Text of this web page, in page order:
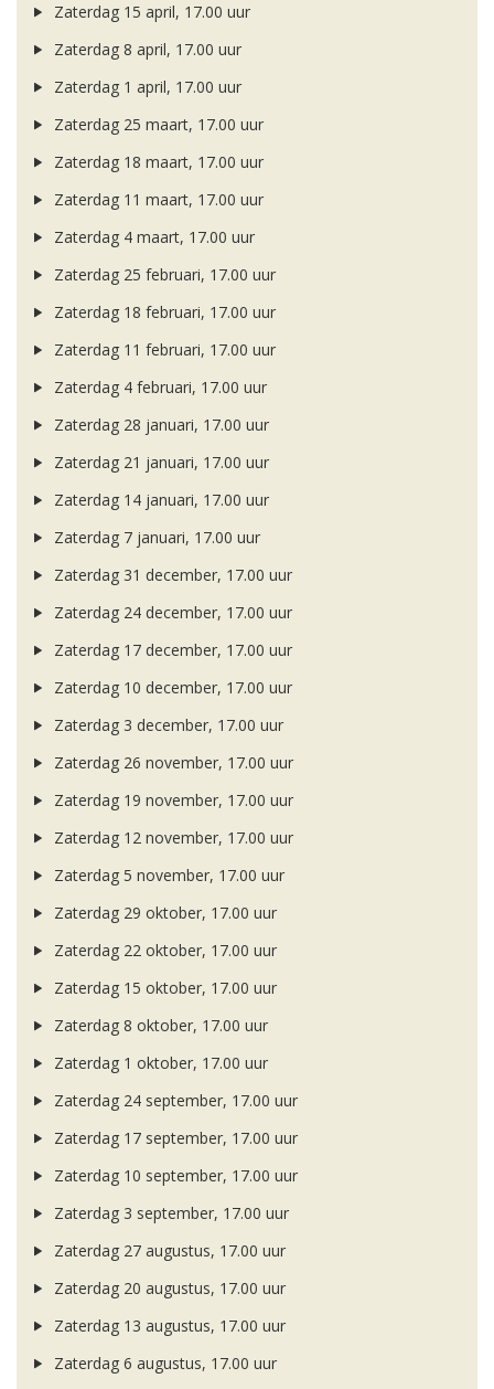
Zaterdag 15 april, 17.00 uur
Zaterdag 8 april, 17.00 uur
Zaterdag 1 april, 17.00 uur
Zaterdag 25 maart, 17.00 uur
Zaterdag 18 maart, 17.00 uur
Zaterdag 11 maart, 17.00 uur
Zaterdag 4 maart, 17.00 uur
Zaterdag 25 februari, 17.00 uur
Zaterdag 18 februari, 17.00 uur
Zaterdag 11 februari, 17.00 uur
Zaterdag 4 februari, 17.00 uur
Zaterdag 28 januari, 17.00 uur
Zaterdag 21 januari, 17.00 uur
Zaterdag 14 januari, 17.00 uur
Zaterdag 7 januari, 17.00 uur
Zaterdag 31 december, 17.00 uur
Zaterdag 24 december, 17.00 uur
Zaterdag 17 december, 17.00 uur
Zaterdag 10 december, 17.00 uur
Zaterdag 3 december, 17.00 uur
Zaterdag 26 november, 17.00 uur
Zaterdag 19 november, 17.00 uur
Zaterdag 12 november, 17.00 uur
Zaterdag 5 november, 17.00 uur
Zaterdag 29 oktober, 17.00 uur
Zaterdag 22 oktober, 17.00 uur
Zaterdag 15 oktober, 17.00 uur
Zaterdag 8 oktober, 17.00 uur
Zaterdag 1 oktober, 17.00 uur
Zaterdag 24 september, 17.00 uur
Zaterdag 17 september, 17.00 uur
Zaterdag 10 september, 17.00 uur
Zaterdag 3 september, 17.00 uur
Zaterdag 27 augustus, 17.00 uur
Zaterdag 20 augustus, 17.00 uur
Zaterdag 13 augustus, 17.00 uur
Zaterdag 6 augustus, 17.00 uur